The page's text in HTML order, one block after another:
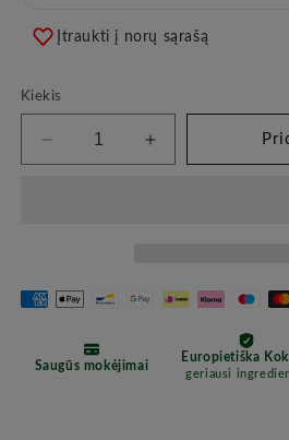
Įtraukti į norų sąrašą
Kiekis
Sumažinkite
kiekį
Druska,
200ml
Padidinkite
kiekį
Druska,
200ml